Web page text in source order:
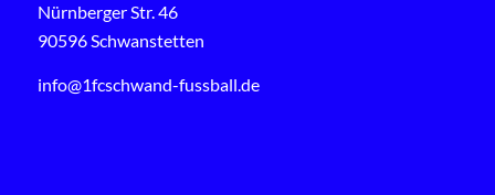
Nürnberger Str. 46
90596 Schwanstetten
info@1fcschwand-fussball.de